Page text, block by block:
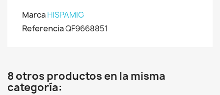
MarcaHISPAMIG
ReferenciaQF9668851
8 otros productos en la misma
categoría: